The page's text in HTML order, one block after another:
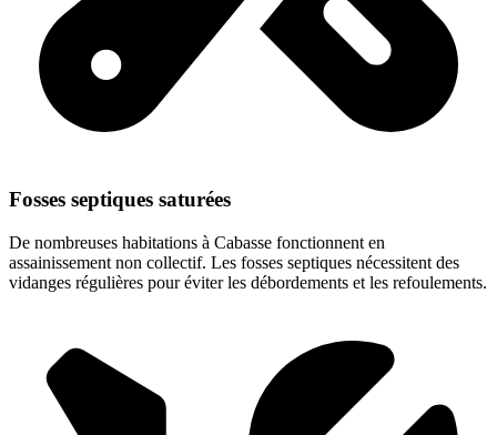
Fosses septiques saturées
De nombreuses habitations à Cabasse fonctionnent en
assainissement non collectif. Les fosses septiques nécessitent des
vidanges régulières pour éviter les débordements et les refoulements.